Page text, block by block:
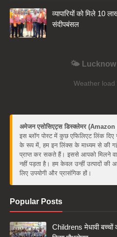
व्यापारियों को मिले 10
संदीपबंसल
🌤️ Lucknow
Weather load
अमेजन एसोसिएट्स डिस्क्लेमर
इस ब्लॉग पोस्ट में कुछ एफिलिएट लिंक
के रूप में, हम इन लिंक्स के माध्यम से की गई
प्राप्त कर सकते हैं। इससे आपको मिलने
नहीं पड़ता है। हम केवल उन्हीं उत्पादों की
लिए उपयोगी और प्रासंगिक हों।
Popular Posts
Childrens मेधावी